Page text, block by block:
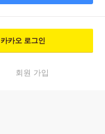
카카오 로그인
회원 가입